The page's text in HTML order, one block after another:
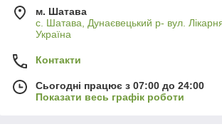
м. Шатава
с. Шатава, Дунаєвецький р- вул.
Україна
Контакти
Сьогодні працює з 07:00 до 24:00
Показати весь графік роботи